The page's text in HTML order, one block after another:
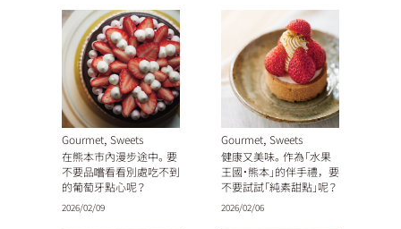
Gourmet, Sweets
在熊本市內漫步途中。要
不要品嚐看看別處吃不到
的葡萄牙點心呢？
2026/02/09
Gourmet, Sweets
健康又美味。作為「水果
王國・熊本」的伴手禮，要
不要試試「純素甜點」呢？
2026/02/06